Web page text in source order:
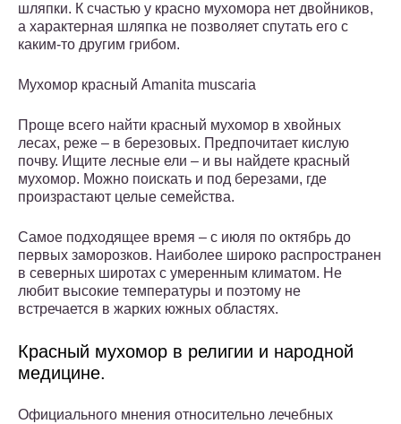
шляпки. К счастью у красно мухомора нет двойников,
а характерная шляпка не позволяет спутать его с
каким-то другим грибом.
Мухомор красный Amanita muscaria
Проще всего найти красный мухомор в хвойных
лесах, реже – в березовых. Предпочитает кислую
почву. Ищите лесные ели – и вы найдете красный
мухомор. Можно поискать и под березами, где
произрастают целые семейства.
Самое подходящее время – с июля по октябрь до
первых заморозков. Наиболее широко распространен
в северных широтах с умеренным климатом. Не
любит высокие температуры и поэтому не
встречается в жарких южных областях.
Красный мухомор в религии и народной
медицине.
Официального мнения относительно лечебных